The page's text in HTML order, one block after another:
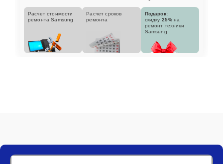
Расчет стоимости
ремонта Samsung
Расчет сроков
ремонта
Подарок:
скидку 25% на
ремонт техники
Samsung